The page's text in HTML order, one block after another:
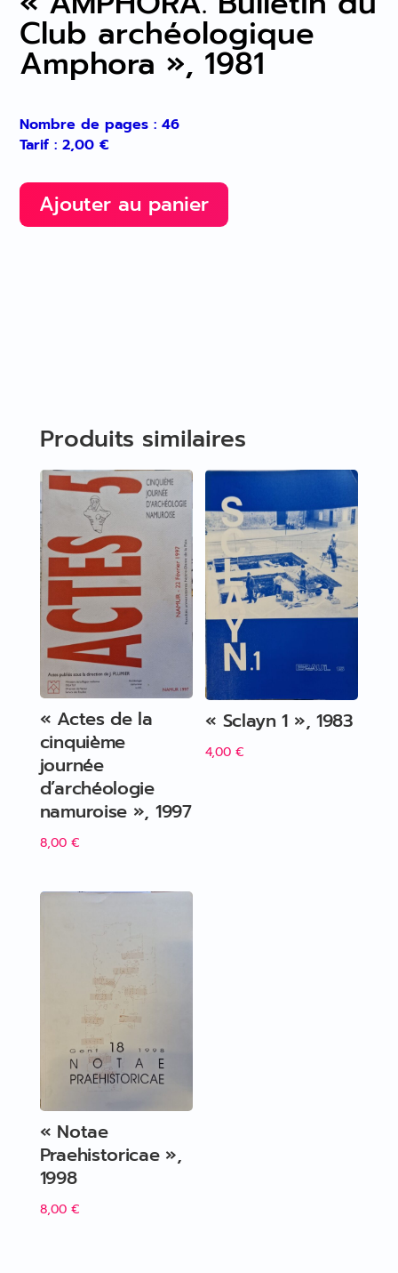
Club archéologique
Amphora », 1981
Nombre de pages : 46
Tarif :2,00€
Ajouter au panier
Produits similaires
« Actes de la
cinquième
journée
d’archéologie
namuroise », 1997
8,00 €
« Sclayn 1 », 1983
4,00€
« Notae
Praehistoricae »,
1998
8,00 €